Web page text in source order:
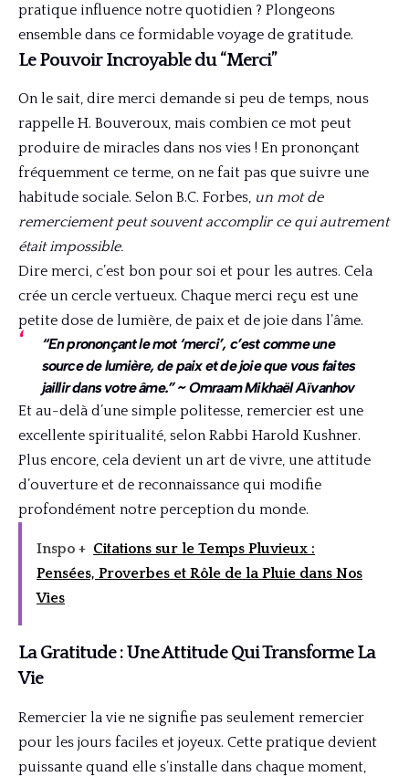
pratique influence notre quotidien ? Plongeons
ensemble dans ce formidable voyage de gratitude.
Le Pouvoir Incroyable du “Merci”
On le sait, dire merci demande si peu de temps, nous
rappelle H. Bouveroux, mais combien ce mot peut
produire de miracles dans nos vies ! En prononçant
fréquemment ce terme, on ne fait pas que suivre une
habitude sociale. Selon B.C. Forbes, un mot de
remerciement peut souvent accomplir ce qui autrement
était impossible.
Dire merci, c’est bon pour soi et pour les autres. Cela
crée un cercle vertueux. Chaque merci reçu est une
petite dose de lumière, de paix et de joie dans l’âme.
“En prononçant le mot ‘merci’, c’est comme une
source de lumière, de paix et de joie que vous faites
jaillir dans votre âme.” ~ Omraam Mikhaël Aïvanhov
Et au-delà d’une simple politesse, remercier est une
excellente spiritualité, selon Rabbi Harold Kushner.
Plus encore, cela devient un art de vivre, une attitude
d’ouverture et de reconnaissance qui modifie
profondément notre perception du monde.
Inspo + Citations sur le Temps Pluvieux :
Pensées, Proverbes et Rôle de la Pluie dans Nos
Vies
La Gratitude : Une Attitude Qui Transforme La
Vie
Remercier la vie ne signifie pas seulement remercier
pour les jours faciles et joyeux. Cette pratique devient
puissante quand elle s’installe dans chaque moment,